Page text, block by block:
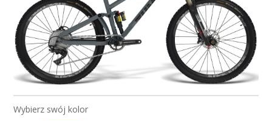
ROWER F11/ 27.5 / BOS
Wybierz swój kolor